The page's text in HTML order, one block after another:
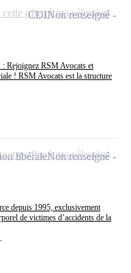
Rejoignez RSM Avocats et
! RSM Avocats est la structure
CDINon renseigné
offre à ma sélection
depuis 1995, exclusivement
de victimes d’accidents de la
libéraleNon renseigné
offre à ma sélection